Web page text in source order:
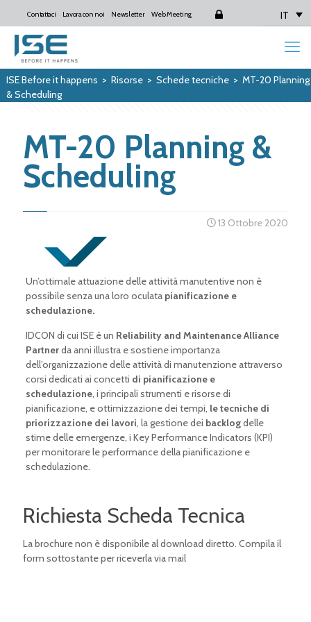
Contattaci Lavora con noi Newsletter Web Meeting IT
ISE Before it happens > Risorse> Schede tecniche> MT-20 Planning
& Scheduling
MT-20 Planning &
Scheduling
13 Ottobre 2020
Un’ottimale attuazione delle attività manutentive non è
possibile senza una loro oculatapianificazione e
schedulazione.
IDCON di cui ISE è un Reliability and Maintenance Alliance
Partnerda anni illustra e sostiene importanza
dell’organizzazione delle attività di manutenzioneattraverso
corsi dedicati ai concetti di pianificazione e
schedulazione, i principali strumenti e risorse di
pianificazione, e ottimizzazione dei tempi, le tecniche di
priorizzazione dei lavori, la gestione dei backlogdelle
stime delle emergenze, i Key Performance Indicators (KPI)
per monitorare le performance della pianificazione e
schedulazione.
Richiesta Scheda Tecnica
La brochure non è disponibile al download diretto. Compila il
form sottostante per riceverla via mail